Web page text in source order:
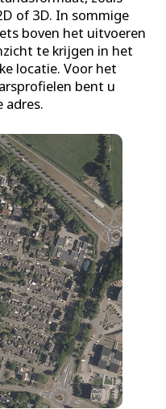
of 3D. In sommige
boven het uitvoeren
te krijgen in het
locatie. Voor het
bent u
adres.